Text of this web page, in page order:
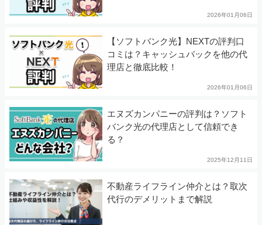
2026年01月06日
【ソフトバンク光】NEXTの評判口
コミは？キャッシュバックを他の代
理店と徹底比較！
2026年01月06日
エヌズカンパニーの評判は？ソフト
バンク光の代理店として信頼でき
る？
2025年12月11日
不動産ライフライン仲介とは？取次
代行のデメリットまで解説